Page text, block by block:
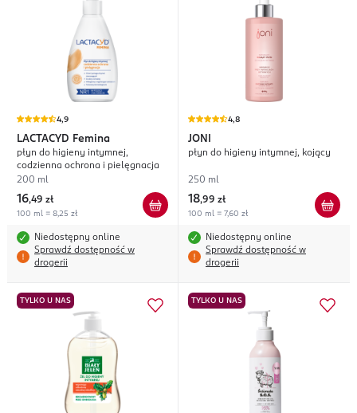
4,9
LACTACYD Femina
płyn do higieny intymnej,
codzienna ochrona i pielęgnacja
200 ml
16,49 zł
100 ml = 8,25 zł
Niedostępny online
Sprawdź dostępność w
drogerii
4,8
JONI
płyn do higieny intymnej, kojący
250 ml
18,99 zł
100 ml = 7,60 zł
Niedostępny online
Sprawdź dostępność w
drogerii
TYLKO U NAS TYLKO U NAS